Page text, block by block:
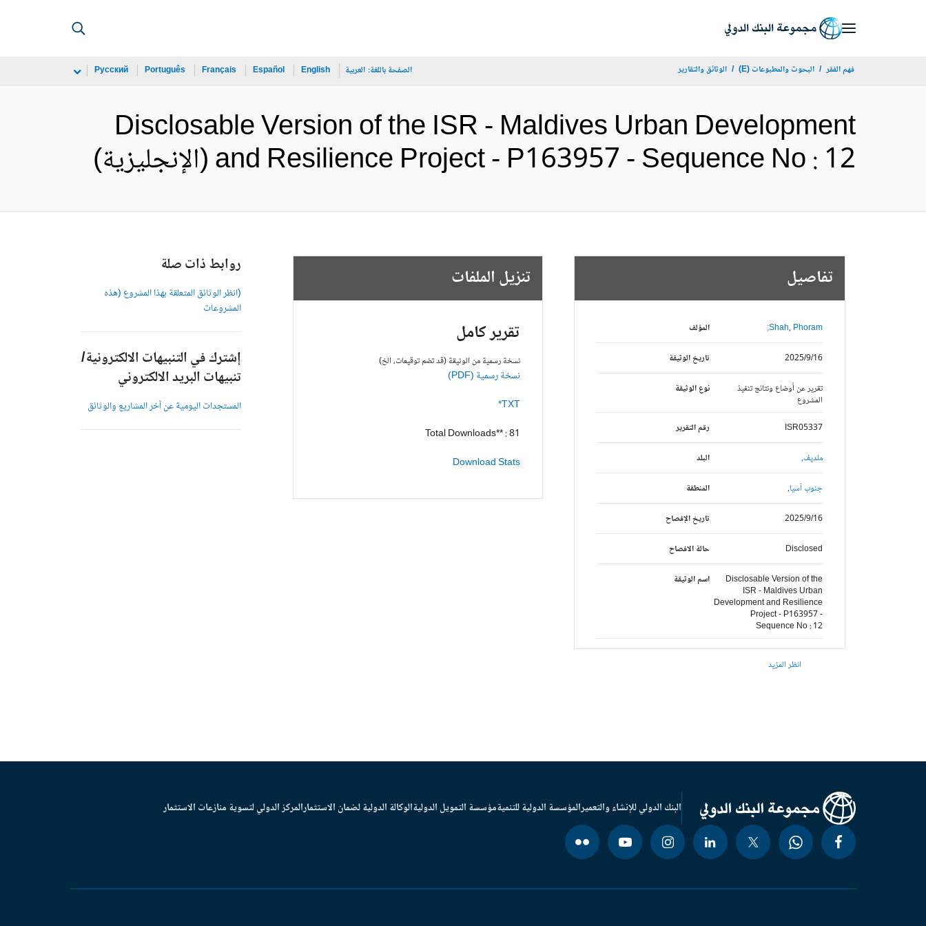
فهم الفقر البحوث والمطبوعات (E) الوثائق والتقارير الصفحة باللغة: العربية English
Español
Français
Português
Русский
Disclosable Version of the ISR - Maldives Urban Development
and Resilience Project - P163957 - Sequence No : 12 (الإنجليزية)
تفاصيل
المؤلف Shah, Phoram;
تاريخ الوثيقة 2025/9/16
نوع الوثيقة
تقرير عن أوضاع ونتائج تنفيذ
المشروع
رقم التقرير
ISR05337
البلد ملديف,
المنطقة جنوب آسيا,
تاريخ الإفصاح 2025/9/16
حالة الافصاح Disclosed
اسم الوثيقة
Disclosable Version of the
ISR - Maldives Urban
Development and Resilience
Project - P163957 -
Sequence No : 12
انظر المزيد
تنزيل الملفات
تقرير كامل
نسخة رسمية من الوثيقة (قد تضم توقيعات، الخ)
نسخة رسمية (PDF)
TXT*
Total Downloads** : 81
Download Stats
روابط ذات صلة
(انظر الوثائق المتعلقة بهذا المشروع (هذه
المشروعات
إشترك في التنبيهات الالكترونية/
تنبيهات البريد الالكتروني
المستجدات اليومية عن آخر المشاريع والوثائق
البنك الدولي للإنشاء والتعميرالمؤسسة الدولية للتنميةمؤسسة التمويل الدوليةالوكالة الدولية لضمان الاستثمارالمركز الدولي لتسوية منازعات الاستثمار